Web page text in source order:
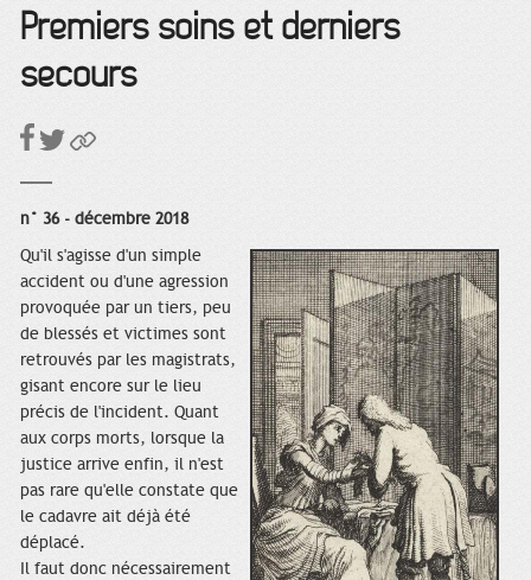
Premiers soins et derniers
secours
n° 36 - décembre 2018
Qu'il s'agisse d'un simple
accident ou d'une agression
provoquée par un tiers, peu
de blessés et victimes sont
retrouvés par les magistrats,
gisant encore sur le lieu
précis de l'incident. Quant
aux corps morts, lorsque la
justice arrive enfin, il n'est
pas rare qu'elle constate que
le cadavre ait déjà été
déplacé.
Il faut donc nécessairement